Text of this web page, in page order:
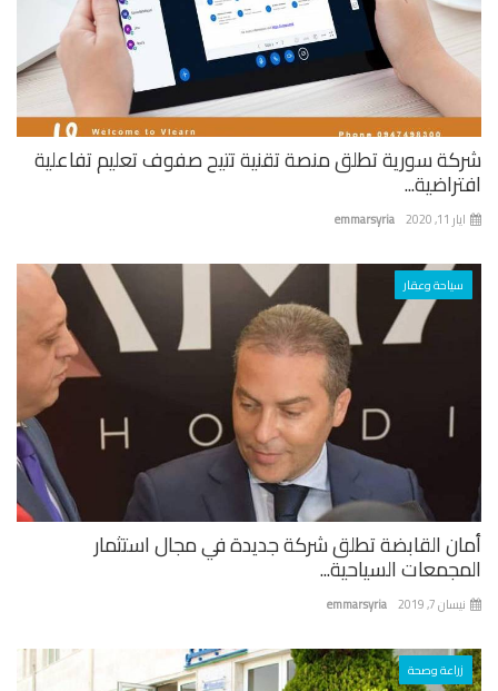
سورية تطلق منصة تقنية تتيح صفوف تعليم تفاعلية
emmarsyria
سياحة وعقار
القابضة تطلق شركة جديدة في مجال استثمار
السياحية...
emmarsyria 7, 2019
زراعة وصحة